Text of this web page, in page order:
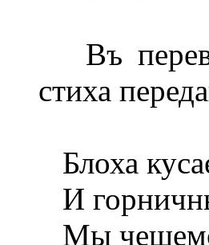
Въ
стиха
Блоха
И
Мы